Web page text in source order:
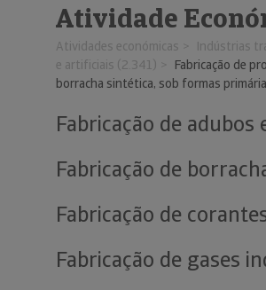
Atividade
Atividades económicas Indústrias
e artificiais (2.341)
Fabricação de
borracha sintética, sob formas
Fabricação de
Fabricação de
Fabricação de
Fabricação de gases